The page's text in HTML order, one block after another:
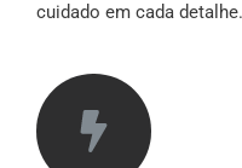
cuidado em cada detalhe.